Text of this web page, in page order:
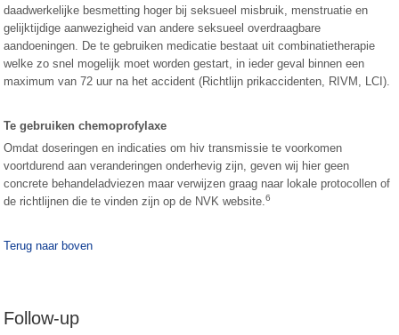
daadwerkelijke besmetting hoger bij seksueel misbruik, menstruatie en
gelijktijdige aanwezigheid van andere seksueel overdraagbare
aandoeningen. De te gebruiken medicatie bestaat uit combinatietherapie
welke zo snel mogelijk moet worden gestart, in ieder geval binnen een
maximum van 72 uur na het accident (Richtlijn prikaccidenten, RIVM, LCI).
Te gebruiken chemoprofylaxe
Omdat doseringen en indicaties om hiv transmissie te voorkomen
voortdurend aan veranderingen onderhevig zijn, geven wij hier geen
concrete behandeladviezen maar verwijzen graag naar lokale protocollen of
de richtlijnen die te vinden zijn op de NVK website.6
Terug naar boven
Follow-up